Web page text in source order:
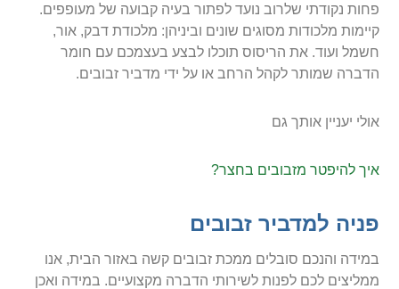
פחות נקודתי שלרוב נועד לפתור בעיה קבועה של מעופפים.
קיימות מלכודות מסוגים שונים וביניהן: מלכודת דבק, אור,
חשמל ועוד. את הריסוס תוכלו לבצע בעצמכם עם חומר
הדברה שמותר לקהל הרחב או על ידי מדביר זבובים.
אולי יעניין אותך גם
איך להיפטר מזבובים בחצר?
פניה למדביר זבובים
במידה והנכם סובלים ממכת זבובים קשה באזור הבית, אנו
ממליצים לכם לפנות לשירותי הדברה מקצועיים. במידה ואכן